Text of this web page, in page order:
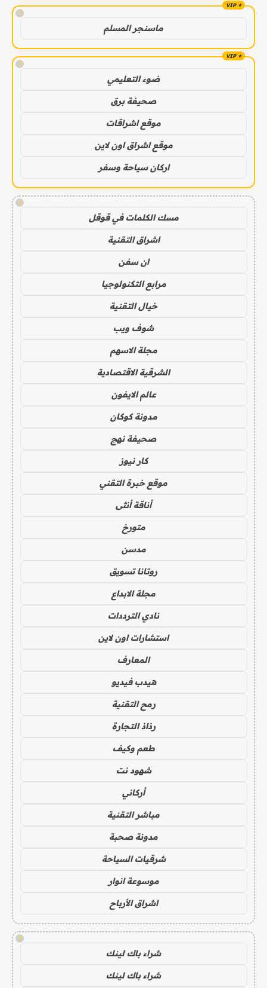
!
ماسنجر المسلم
!
ضوء التعليمي
صحيفة برق
موقع اشراقات
موقع اشراق اون لاين
اركان سياحة وسفر
!
مسك الكلمات في قوقل
اشراق التقنية
ان سفن
مرابع التكنولوجيا
خيال التقنية
شوف ويب
مجلة الاسهم
الشرقية الاقتصادية
عالم الايفون
مدونة كوكان
صحيفة نهج
كار نيوز
موقع خبرة التقني
أناقة أنثى
متورخ
مدسن
روتانا تسويق
مجلة الابداع
نادي الترددات
استشارات اون لاين
المعارف
هيدب فيديو
رمح التقنية
رذاذ التجارة
طعم وكيف
شهود نت
أركاني
مباشر التقنية
مدونة صحبة
شرقيات السياحة
موسوعة انوار
اشراق الأرباح
!
شراء باك لينك
شراء باك لينك